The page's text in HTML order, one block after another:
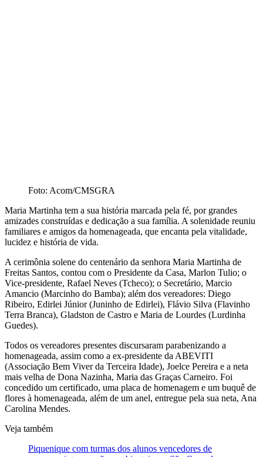
Foto: Acom/CMSGRA
Maria Martinha tem a sua história marcada pela fé, por grandes
amizades construídas e dedicação a sua família. A solenidade reuniu
familiares e amigos da homenageada, que encanta pela vitalidade,
lucidez e história de vida.
A cerimônia solene do centenário da senhora Maria Martinha de
Freitas Santos, contou com o Presidente da Casa, Marlon Tulio; o
Vice-presidente, Rafael Neves (Tcheco); o Secretário, Marcio
Amancio (Marcinho do Bamba); além dos vereadores: Diego
Ribeiro, Edirlei Júnior (Juninho de Edirlei), Flávio Silva (Flavinho
Terra Branca), Gladston de Castro e Maria de Lourdes (Lurdinha
Guedes).
Todos os vereadores presentes discursaram parabenizando a
homenageada, assim como a ex-presidente da ABEVITI
(Associação Bem Viver da Terceira Idade), Joelce Pereira e a neta
mais velha de Dona Nazinha, Maria das Graças Carneiro. Foi
concedido um certificado, uma placa de homenagem e um buquê de
flores à homenageada, além de um anel, entregue pela sua neta, Ana
Carolina Mendes.
Veja também
Piquenique com turmas dos alunos vencedores de